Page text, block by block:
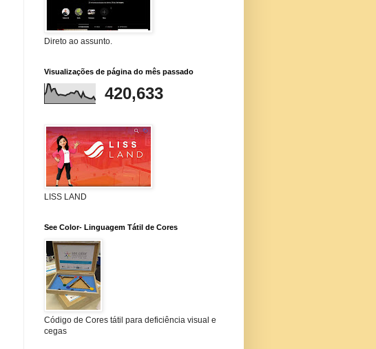
Direto ao assunto.
Visualizações de página do mês passado
420,633
LISS LAND
See Color- Linguagem Tátil de Cores
Código de Cores tátil para deficiência visual e
cegas